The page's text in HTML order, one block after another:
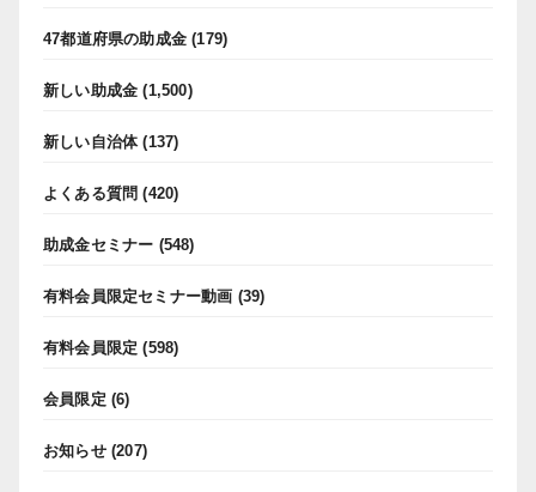
47都道府県の助成金 (179)
新しい助成金 (1,500)
新しい自治体(137)
よくある質問 (420)
助成金セミナー (548)
有料会員限定セミナー動画 (39)
有料会員限定 (598)
会員限定 (6)
お知らせ(207)